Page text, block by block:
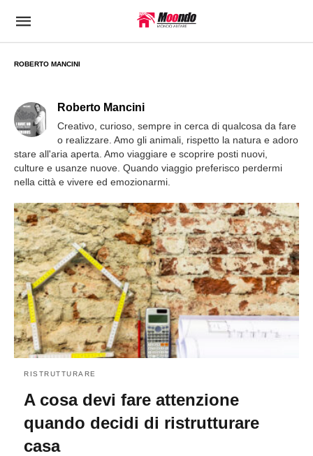
ROBERTO MANCINI
Roberto Mancini
Creativo, curioso, sempre in cerca di qualcosa da fare
o realizzare. Amo gli animali, rispetto la natura e adoro
stare all'aria aperta. Amo viaggiare e scoprire posti nuovi,
culture e usanze nuove. Quando viaggio preferisco perdermi
nella città e vivere ed emozionarmi.
RISTRUTTURARE
A cosa devi fare attenzione
quando decidi di ristrutturare
casa